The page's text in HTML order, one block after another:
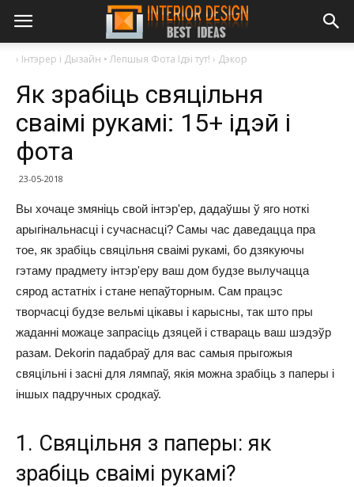
› Інтэрер і Дызайн • Лепшыя Фота Ідэі тут! › Дэкор
Як зрабіць свяцільня
сваімі рукамі: 15+ ідэй і
фота
23-05-2018
Вы хочаце змяніць свой інтэр'ер, дадаўшы ў яго ноткі
арыгінальнасці і сучаснасці? Самы час даведацца пра
тое, як зрабіць свяцільня сваімі рукамі, бо дзякуючы
гэтаму прадмету інтэр'еру ваш дом будзе вылучацца
сярод астатніх і стане непаўторным. Сам працэс
творчасці будзе вельмі цікавы і карысны, так што пры
жаданні можаце запрасіць дзяцей і ствараць ваш шэдэўр
разам. Dekorin падабраў для вас самыя прыгожыя
свяцільні і засні для лямпаў, якія можна зрабіць з паперы і
іншых падручных сродкаў.
1. Свяцільня з паперы: як
зрабіць сваімі рукамі?